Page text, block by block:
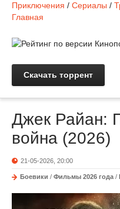
Приключения / Сериалы /
Главная
Скачать торрент
Джек Райан:
война (2026)
21-05-2026, 20:00
Боевики / Фильмы 2026 года /